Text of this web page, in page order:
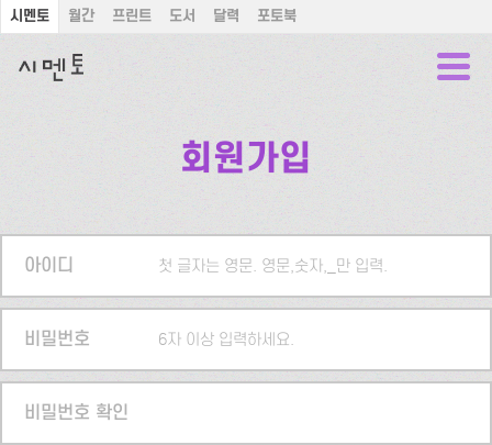
시멘토 월간 프린트 도서 달력 포토북
회원가입
아이디 첫 글자는 영문. 영문,숫자,_만 입력.
비밀번호 6자 이상 입력하세요.
비밀번호 확인